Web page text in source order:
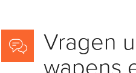
Vragen